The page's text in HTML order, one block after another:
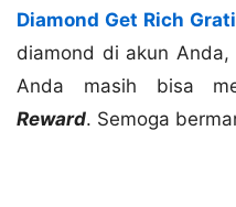
Diamond Get Rich
diamond di akun Anda,
Anda masih bisa
Reward. Semoga